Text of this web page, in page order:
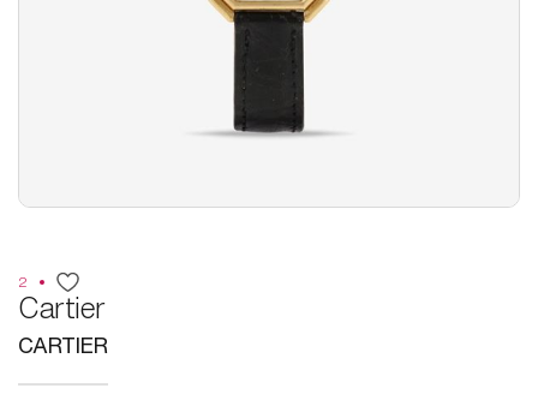
2
Cartier
CARTIER